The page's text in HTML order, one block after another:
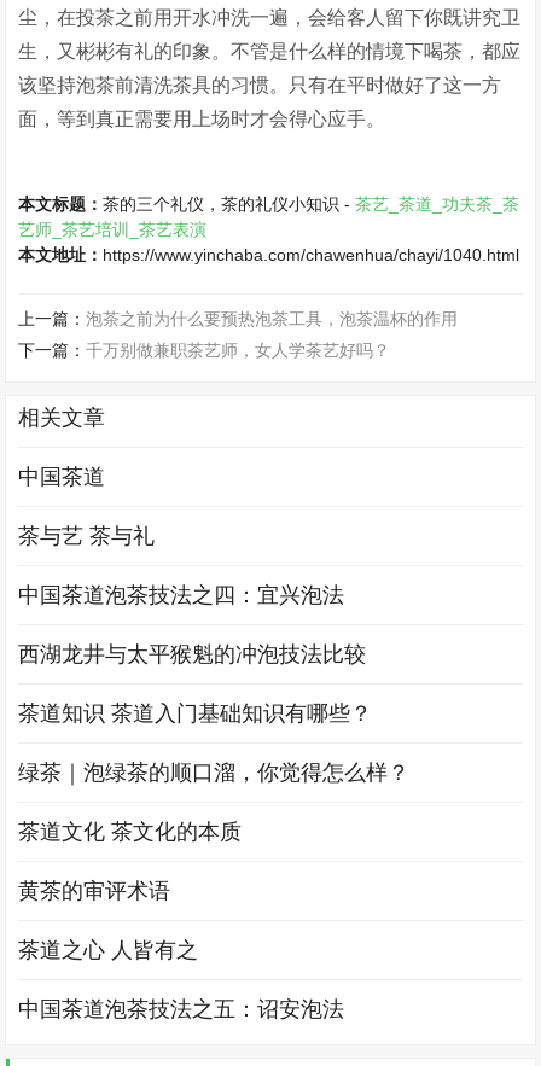
尘，在投茶之前用开水冲洗一遍，会给客人留下你既讲究卫
生，又彬彬有礼的印象。不管是什么样的情境下喝茶，都应
该坚持泡茶前清洗茶具的习惯。只有在平时做好了这一方
面，等到真正需要用上场时才会得心应手。
本文标题：茶的三个礼仪，茶的礼仪小知识 -茶艺_茶道_功夫茶_茶
艺师_茶艺培训_茶艺表演
本文地址： https://www.yinchaba.com/chawenhua/chayi/1040.html
上一篇：泡茶之前为什么要预热泡茶工具，泡茶温杯的作用
下一篇：千万别做兼职茶艺师，女人学茶艺好吗？
相关文章
中国茶道
茶与艺 茶与礼
中国茶道泡茶技法之四：宜兴泡法
西湖龙井与太平猴魁的冲泡技法比较
茶道知识 茶道入门基础知识有哪些？
绿茶｜泡绿茶的顺口溜，你觉得怎么样？
茶道文化 茶文化的本质
黄茶的审评术语
茶道之心 人皆有之
中国茶道泡茶技法之五：诏安泡法